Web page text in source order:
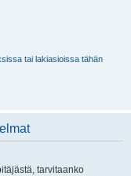
tai lakiasioissa tähän
tarvitaanko